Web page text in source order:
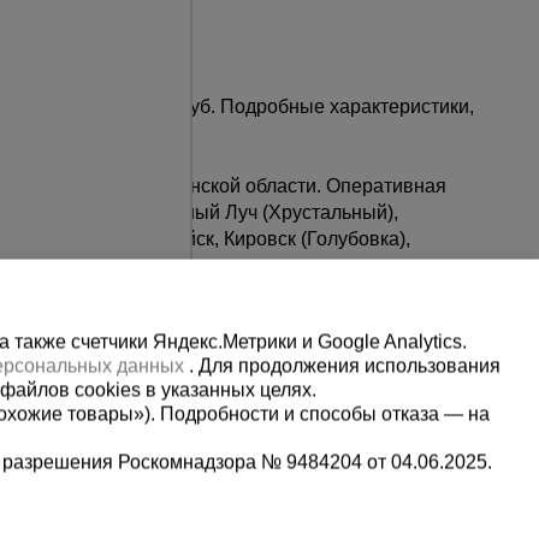
по цене от 123760 руб. Подробные характеристики,
в Луганске по Луганской области. Оперативная
(Сорокино), Красный Луч (Хрустальный),
Брянка, Первомайск, Кировск (Голубовка),
счетчики Яндекс.Метрики и Google Analytics.
данных . Для продолжения использования
cookies в указанных целях.
товары»). Подробности и способы отказа — на
Роскомнадзора № 9484204 от 04.06.2025.